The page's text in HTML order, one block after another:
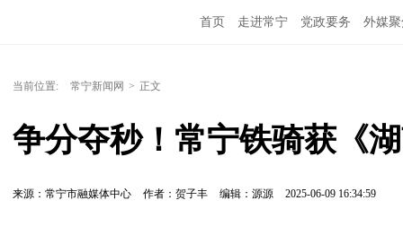
首页 走进常宁 党政要务 外媒
当前位置: 常宁新闻网 > 正文
争分夺秒！常宁铁骑获《
来源：常宁市融媒体中心 作者：贺子丰 编辑：源源 2025-06-09 16:34:59